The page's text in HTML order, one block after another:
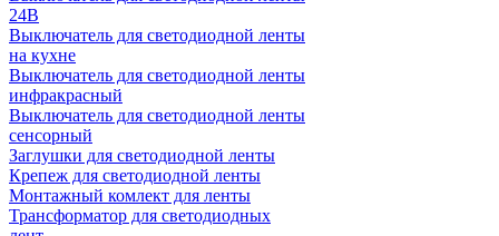
24В
Выключатель для светодиодной ленты
на кухне
Выключатель для светодиодной ленты
инфракрасный
Выключатель для светодиодной ленты
сенсорный
Заглушки для светодиодной ленты
Крепеж для светодиодной ленты
Монтажный комлект для ленты
Трансформатор для светодиодных